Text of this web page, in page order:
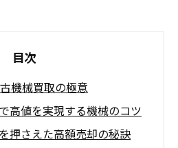
目次
機械買取の極意
高値を実現する機械のコツ
押さえた高額売却の秘訣